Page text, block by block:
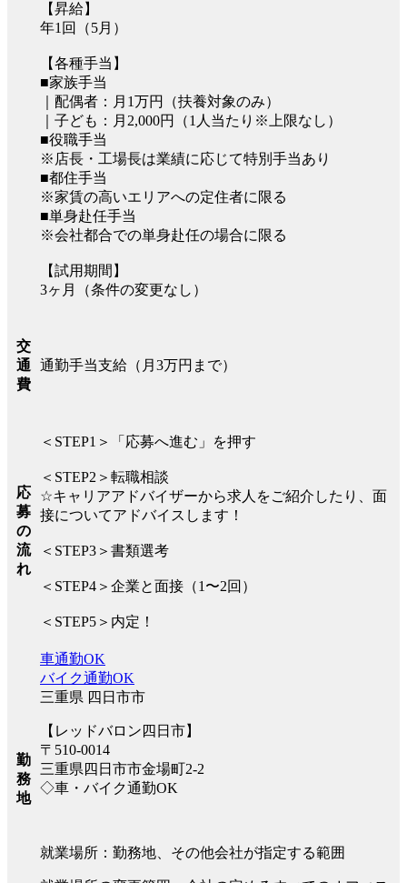
【昇給】
年1回（5月）
【各種手当】
■家族手当
｜配偶者：月1万円（扶養対象のみ）
｜子ども：月2,000円（1人当たり※上限なし）
■役職手当
※店長・工場長は業績に応じて特別手当あり
■都住手当
※家賃の高いエリアへの定住者に限る
■単身赴任手当
※会社都合での単身赴任の場合に限る
【試用期間】
3ヶ月（条件の変更なし）
交
通
費
通勤手当支給（月3万円まで）
応
募
の
流
れ
＜STEP1＞「応募へ進む」を押す
＜STEP2＞転職相談
☆キャリアアドバイザーから求人をご紹介したり、面
接についてアドバイスします！
＜STEP3＞書類選考
＜STEP4＞企業と面接（1〜2回）
＜STEP5＞内定！
勤
務
地
車通勤OK
バイク通勤OK
三重県 四日市市
【レッドバロン四日市】
〒510-0014
三重県四日市市金場町2-2
◇車・バイク通勤OK
就業場所：勤務地、その他会社が指定する範囲